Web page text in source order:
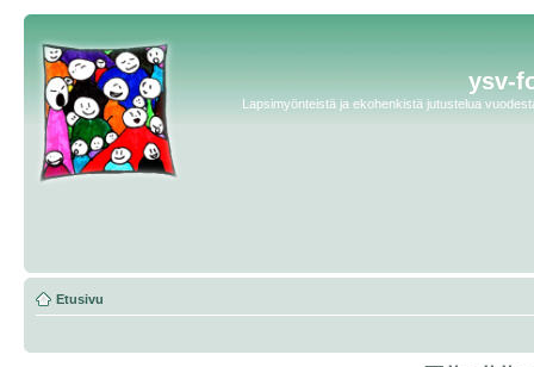
ysv-
Lapsimyönteistä ja ekohenkistä jutustelua
Etusivu